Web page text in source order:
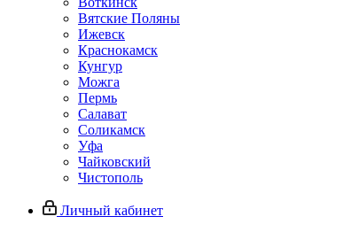
Вятские Поляны
Ижевск
Краснокамск
Кунгур
Можга
Пермь
Салават
Соликамск
Уфа
Чайковский
Чистополь
Личный кабинет